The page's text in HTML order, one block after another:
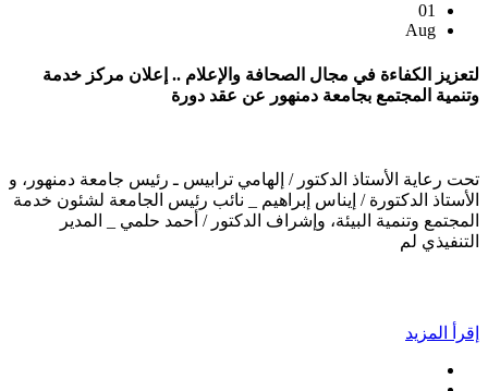
01
Aug
لتعزيز الكفاءة في مجال الصحافة والإعلام .. إعلان مركز خدمة
وتنمية المجتمع بجامعة دمنهور عن عقد دورة
تحت رعاية الأستاذ الدكتور / إلهامي ترابيس ـ رئيس جامعة دمنهور، و
الأستاذ الدكتورة / إيناس إبراهيم _ نائب رئيس الجامعة لشئون خدمة
المجتمع وتنمية البيئة، وإشراف الدكتور / أحمد حلمي _ المدير
التنفيذي لم
إقرأ المزيد